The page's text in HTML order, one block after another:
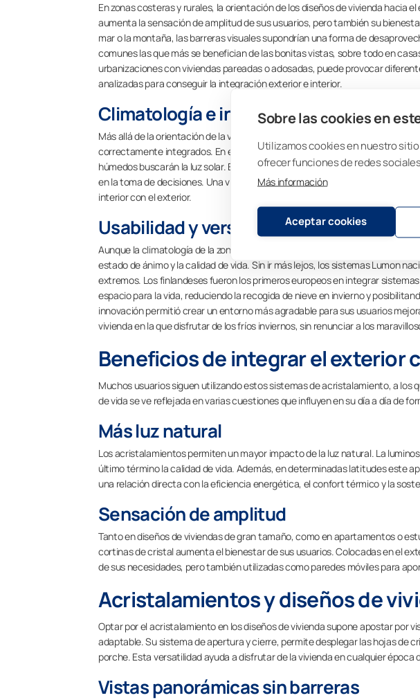
Sobre las cookies en
Utilizamos cookies en nuestro
ofrecer funciones de redes
Más información
Aceptar cookies
En zonas costeras y rurales, la orientación de los diseños de vivienda hacia
aumenta la sensación de amplitud de sus usuarios, pero también su
mar o la montaña, las barreras visuales supondrían una forma de
comunes las que más se benefician de las bonitas vistas, sobre todo en
urbanizaciones con viviendas pareadas o adosadas, puede provocar
analizadas para conseguir la integración exterior e interior.
Climatología e integración exterior/
Más allá de la orientación de la vivienda, el clima de cada zona determina las
correctamente integrados. En este sentido, los climas más cálidos
húmedos buscarán la luz solar. El viento, uno de los mayores responsables
en la toma de decisiones. Una vivienda que cuente con protección frente a
interior con el exterior.
Usabilidad y versatilidad de los
Aunque la climatología de la zona no acompañe para diseñar viviendas con
estado de ánimo y la calidad de vida. Sin ir más lejos, los sistemas Lumon
extremos. Los finlandeses fueron los primeros europeos en integrar
espacio para la vida, reduciendo la recogida de nieve en invierno y
innovación permitió crear un entorno más agradable para sus usuarios
vivienda en la que disfrutar de los fríos inviernos, sin renunciar a los
Beneficios de integrar el exterior
Muchos usuarios siguen utilizando estos sistemas de acristalamiento, a los
de vida se ve reflejada en varias cuestiones que influyen en su día a día de
Más luz natural
Los acristalamientos permiten un mayor impacto de la luz natural. La
último término la calidad de vida. Además, en determinadas latitudes este
una relación directa con la eficiencia energética, el confort térmico y la
Sensación de amplitud
Tanto en diseños de viviendas de gran tamaño, como en apartamentos o
cortinas de cristal aumenta el bienestar de sus usuarios. Colocadas en el
de sus necesidades, pero también utilizadas como paredes móviles para
Acristalamientos y diseños de
Optar por el acristalamiento en los diseños de vivienda supone apostar por
adaptable. Su sistema de apertura y cierre, permite desplegar las hojas de
porche. Esta versatilidad ayuda a disfrutar de la vivienda en cualquier época
Vistas panorámicas sin barreras